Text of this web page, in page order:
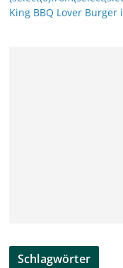
King BBQ Lover Burger
Schlagwörter